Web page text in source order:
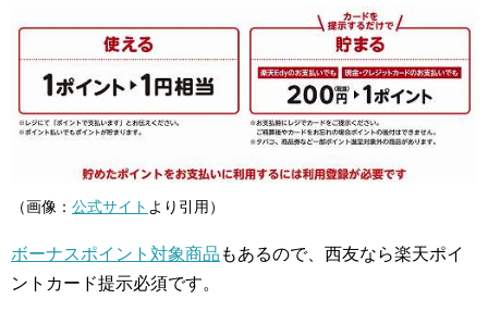
（画像： 公式サイト より引用）
ボーナスポイント対象商品 もあるので、西友なら楽天ポイ
ントカード提示必須です。